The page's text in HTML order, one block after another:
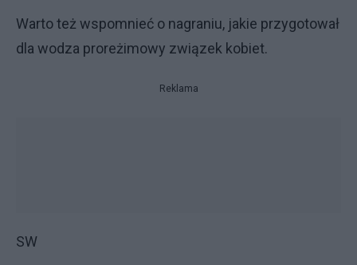
Warto też wspomnieć o nagraniu, jakie przygotował
dla wodza proreżimowy związek kobiet.
Reklama
SW